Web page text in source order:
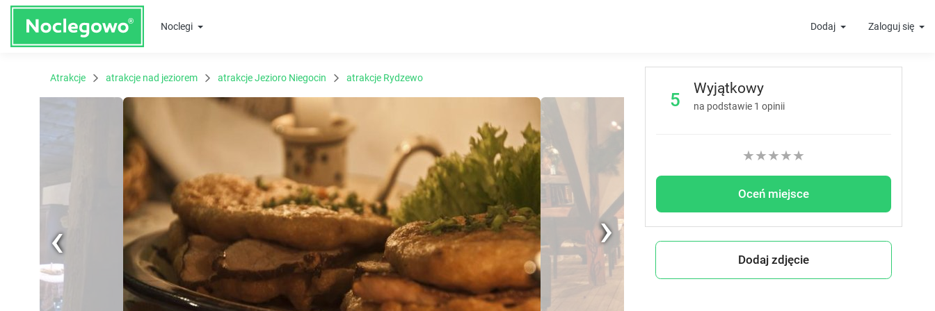
Noclegi Dodaj Zaloguj się
Atrakcje atrakcje nad jeziorem atrakcje Jezioro Niegocin atrakcje Rydzewo
5
Wyjątkowy
na podstawie 1 opinii
★
★
★
★
★
Oceń miejsce
Dodaj zdjęcie